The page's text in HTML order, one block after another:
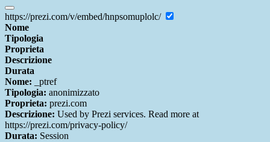
https://prezi.com/v/embed/hnpsomuplolc/
Nome
Tipologia
Proprieta
Descrizione
Durata
Nome: _ptref
Tipologia: anonimizzato
Proprieta: prezi.com
Descrizione: Used by Prezi services. Read more at
https://prezi.com/privacy-policy/
Durata: Session